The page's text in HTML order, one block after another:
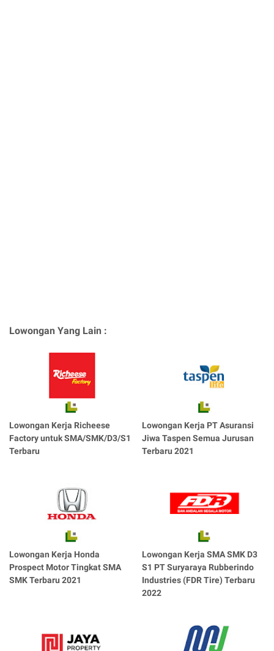
Lowongan Yang Lain :
Lowongan Kerja Richeese
Factory untuk SMA/SMK/D3/S1
Terbaru
Lowongan Kerja PT Asuransi
Jiwa Taspen Semua Jurusan
Terbaru 2021
Lowongan Kerja Honda
Prospect Motor Tingkat SMA
SMK Terbaru 2021
Lowongan Kerja SMA SMK D3
S1 PT Suryaraya Rubberindo
Industries (FDR Tire) Terbaru
2022